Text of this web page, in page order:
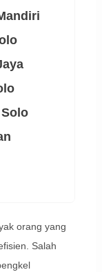
orang yang
Salah